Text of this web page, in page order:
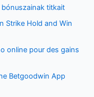
bónuszainak titkait
Strike Hold and Win
online pour des gains
Betgoodwin App